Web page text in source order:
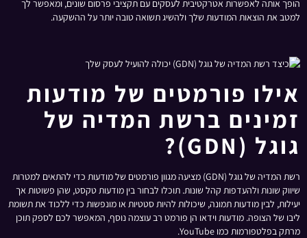
הופך אותה לאפשרות אטרקטיבית לעסקים עם תקציבי פרסום שונים, ומאפשר לך
למטב את הוצאות המודעות שלך ולהשיג תשואה טובה יותר על ההשקעה.
אילו פורמטים של מודעות
זמינים ברשת המדיה של
גוגל (GDN)?
רשת המדיה של גוגל (GDN) מציעה מגוון פורמטים של מודעות כדי להתאים למטרות
שיווק שונות ולהעדפות קהל שונות. תוכלו לבחור בין מודעות טקסט, שהן פשוטות אך
יעילות, לבין מודעות תמונה, שיכולות להיות סטטיות או מונפשות כדי ללכוד את תשומת
ליבו של הצופה. מודעות וידאו הן פורמט רב עוצמה נוסף, המאפשר לכם לספק תוכן
מרתק בפלטפורמות כמו YouTube.